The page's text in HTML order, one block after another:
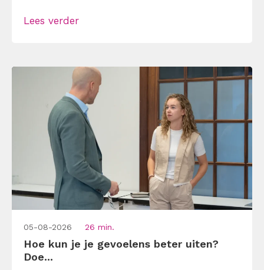
maar dat is niet zo. Assertiviteit draait juist
Lees verder
05-08-2026 26 min.
Hoe kun je je gevoelens beter uiten?
Doe...